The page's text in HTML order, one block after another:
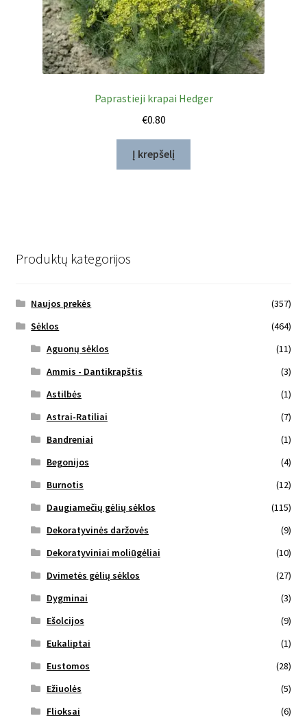
Paprastieji krapai Hedger
€0.80
Į krepšelį
Produktų kategorijos
Naujos prekės
(357)
Sėklos
(464)
Aguonų sėklos
(11)
Ammis - Dantikrapštis
(3)
Astilbės
(1)
Astrai-Ratiliai
(7)
Bandreniai
(1)
Begonijos
(4)
Burnotis
(12)
Daugiamečių gėlių sėklos
(115)
Dekoratyvinės daržovės
(9)
Dekoratyviniai moliūgėliai
(10)
Dvimetės gėlių sėklos
(27)
Dygminai
(3)
Ešolcijos
(9)
Eukaliptai
(1)
Eustomos
(28)
Ežiuolės
(5)
Flioksai
(6)